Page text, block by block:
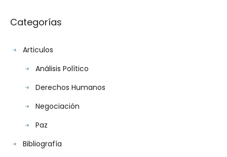
Categorías
Articulos
Análisis Político
Derechos Humanos
Negociación
Paz
Bibliografía